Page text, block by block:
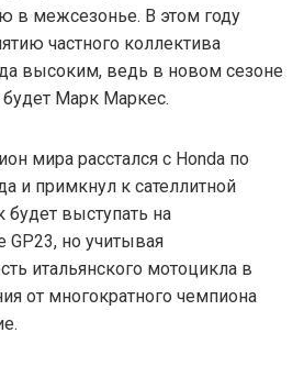
в межсезонье. В этом году
частного коллектива
высоким, ведь в новом сезоне
будет Марк Маркес.
мира расстался с Honda по
и примкнул к сателлитной
выступать на
но учитывая
итальянского мотоцикла в
от многократного чемпиона